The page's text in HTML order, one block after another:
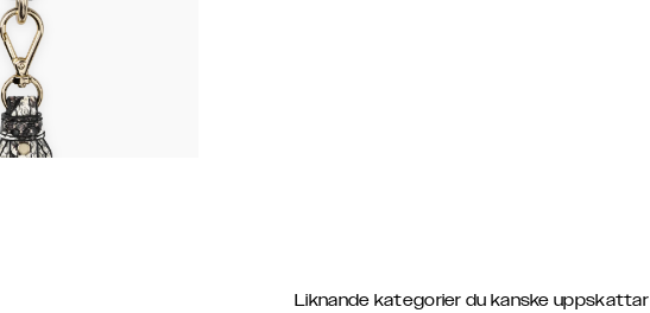
Liknande kategorier du kanske uppskattar